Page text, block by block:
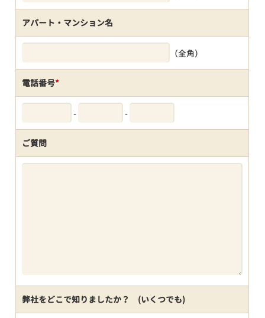
アパート・マンション名
（全角）
電話番号*
- -
ご質問
弊社をどこで知りましたか？ (いくつでも)